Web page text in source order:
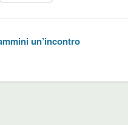
un’incontro